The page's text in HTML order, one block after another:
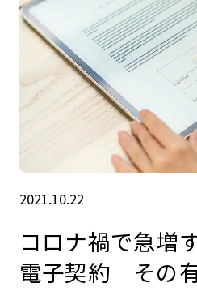
2021.10.22
コロナ禍で急増
電子契約 その